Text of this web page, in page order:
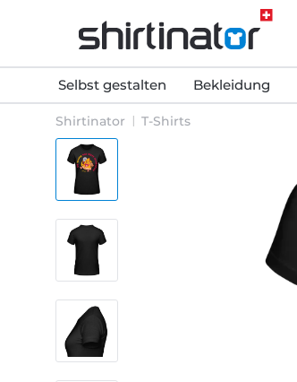
Selbst gestalten Bekleidung
Shirtinator T-Shirts